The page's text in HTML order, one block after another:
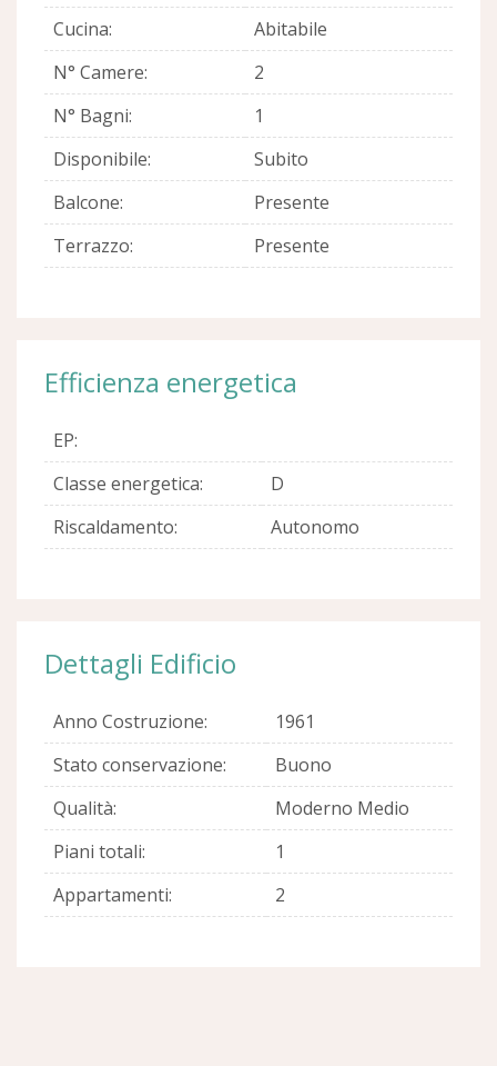
Cucina:
Abitabile
N° Camere:
2
N° Bagni:
1
Disponibile:
Subito
Balcone:
Presente
Terrazzo:
Presente
Efficienza energetica
EP:
Classe energetica:
D
Riscaldamento:
Autonomo
Dettagli Edificio
Anno Costruzione:
1961
Stato conservazione:
Buono
Qualità:
Moderno Medio
Piani totali:
1
Appartamenti:
2